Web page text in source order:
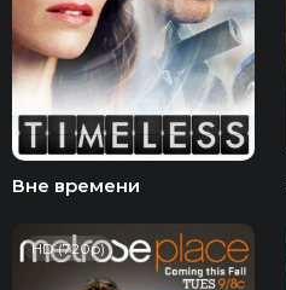
Вне времени
HD (720p)